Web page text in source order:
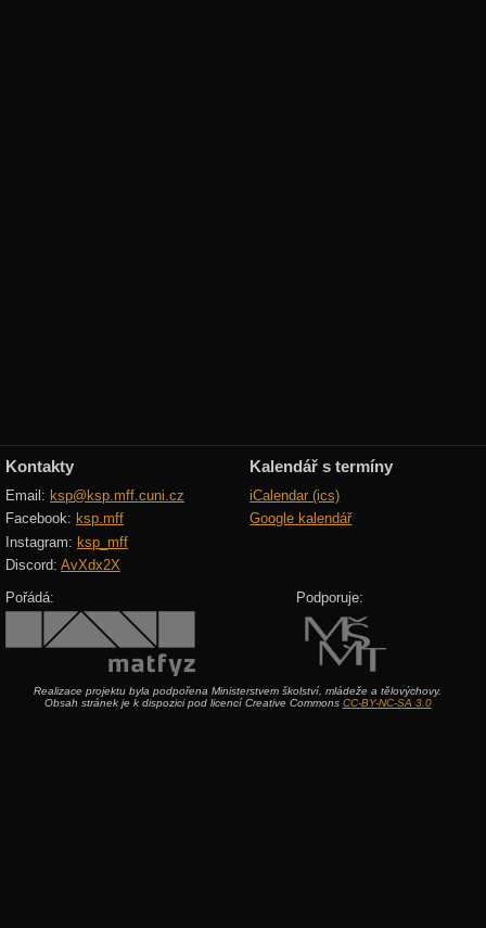
Kontakty
Email: ksp@ksp.mff.cuni.cz
Facebook: ksp.mff
Instagram: ksp_mff
Discord: AvXdx2X
Kalendář s termíny
iCalendar (ics)
Google kalendář
Pořádá: Podporuje:
Realizace projektu byla podpořena Ministerstvem školství, mládeže a tělovýchovy.
Obsah stránek je k dispozici pod licencí Creative Commons CC-BY-NC-SA 3.0